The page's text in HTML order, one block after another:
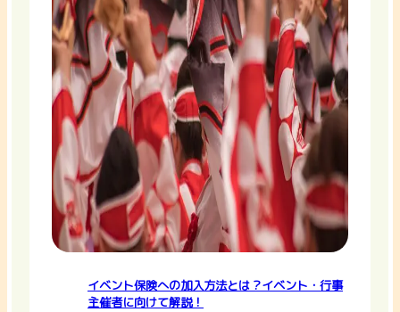
イベント保険への加入方法とは？イベント・行事
主催者に向けて解説！